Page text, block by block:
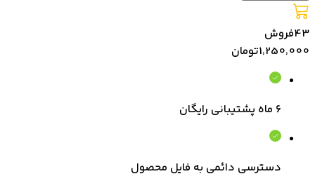
43فروش
1٬250٬000تومان
۶ ماه پشتیبانی رایگان
دسترسی دائمی به فایل محصول